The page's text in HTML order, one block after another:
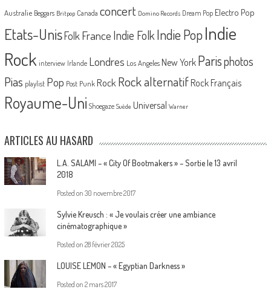
Australie Beggars Britpop Canada concert Domino Records Dream Pop Electro Pop
Etats-UnisFolk France Indie FolkIndie PopIndie
Rock interview Irlande Londres Los Angeles New York Parisphotos
Pias playlist Pop Post Punk Rock Rock alternatif Rock Français
Royaume-Uni Shoegaze Suède Universal Warner
ARTICLES AU HASARD
L.A. SALAMI – « City Of Bootmakers » – Sortie le 13 avril
2018
Posted on 30 novembre 2017
Sylvie Kreusch : « Je voulais créer une ambiance
cinématographique »
Posted on 28 février 2025
LOUISE LEMON – « Egyptian Darkness »
Posted on 2 mars 2017